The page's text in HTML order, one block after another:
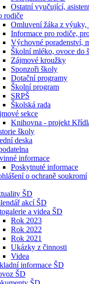
Ostatní vyučující,
rodiče
Omluvení žáka z výuky,
Informace pro rodiče,
Výchovné poradenství,
Školní mléko, ovoce do
Zájmové kroužky
Sponzoři školy
Dotační programy
Školní program
SRPŠ
Školská rada
sekce
Knihovna - projekt
školy
deska
informace
Poskytnuté informace
o ochraně soukromí
ŠD
akcí ŠD
a videa ŠD
Rok 2023
Rok 2022
Rok 2021
Ukázky z činnosti
Videa
informace ŠD
ŠD